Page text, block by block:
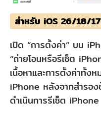
สำหรับ iOS 26/18/
เปิด “การตั้งค่า” บน
“ถ่ายโอนหรือรีเซ็ต
เนื้อหาและการตั้งค่าทั้ง
iPhone หลังจากสำรอ
ดำเนินการรีเซ็ต